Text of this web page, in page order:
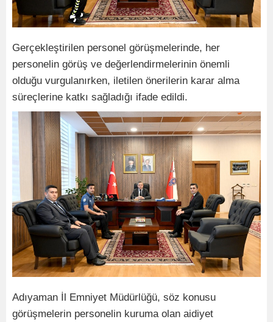
Gerçekleştirilen personel görüşmelerinde, her
personelin görüş ve değerlendirmelerinin önemli
olduğu vurgulanırken, iletilen önerilerin karar alma
süreçlerine katkı sağladığı ifade edildi.
Adıyaman İl Emniyet Müdürlüğü, söz konusu
görüşmelerin personelin kuruma olan aidiyet